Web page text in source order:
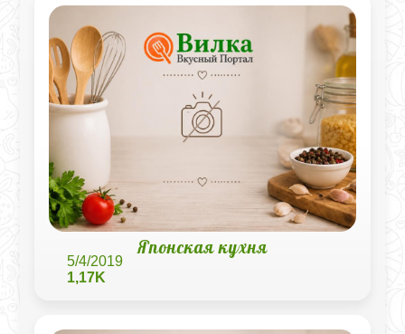
Японская кухня
5/4/2019
1,17K